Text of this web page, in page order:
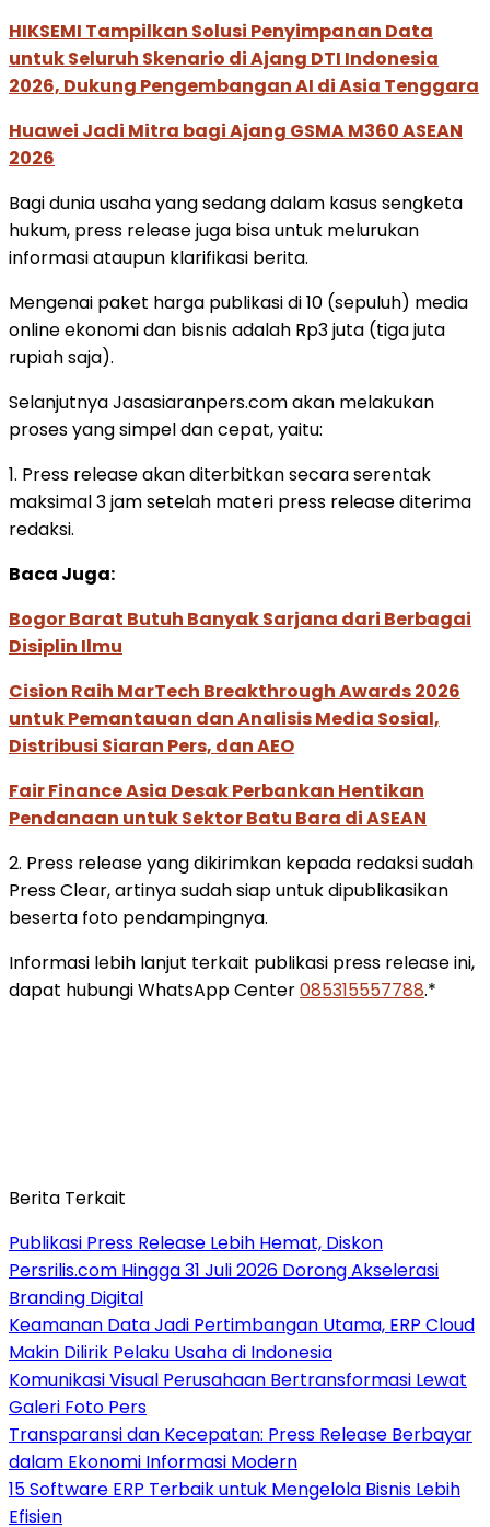
HIKSEMI Tampilkan Solusi Penyimpanan Data
untuk Seluruh Skenario di Ajang DTI Indonesia
2026, Dukung Pengembangan AI di Asia Tenggara
Huawei Jadi Mitra bagi Ajang GSMA M360 ASEAN
2026
Bagi dunia usaha yang sedang dalam kasus sengketa
hukum, press release juga bisa untuk melurukan
informasi ataupun klarifikasi berita.
Mengenai paket harga publikasi di 10 (sepuluh) media
online ekonomi dan bisnis adalah Rp3 juta (tiga juta
rupiah saja).
Selanjutnya Jasasiaranpers.com akan melakukan
proses yang simpel dan cepat, yaitu:
1. Press release akan diterbitkan secara serentak
maksimal 3 jam setelah materi press release diterima
redaksi.
Baca Juga:
Bogor Barat Butuh Banyak Sarjana dari Berbagai
Disiplin Ilmu
Cision Raih MarTech Breakthrough Awards 2026
untuk Pemantauan dan Analisis Media Sosial,
Distribusi Siaran Pers, dan AEO
Fair Finance Asia Desak Perbankan Hentikan
Pendanaan untuk Sektor Batu Bara di ASEAN
2. Press release yang dikirimkan kepada redaksi sudah
Press Clear, artinya sudah siap untuk dipublikasikan
beserta foto pendampingnya.
Informasi lebih lanjut terkait publikasi press release ini,
dapat hubungi WhatsApp Center085315557788.*
Berita Terkait
Publikasi Press Release Lebih Hemat, Diskon
Persrilis.com Hingga 31 Juli 2026 Dorong Akselerasi
Branding Digital
Keamanan Data Jadi Pertimbangan Utama, ERP Cloud
Makin Dilirik Pelaku Usaha di Indonesia
Komunikasi Visual Perusahaan Bertransformasi Lewat
Galeri Foto Pers
Transparansi dan Kecepatan: Press Release Berbayar
dalam Ekonomi Informasi Modern
15 Software ERP Terbaik untuk Mengelola Bisnis Lebih
Efisien